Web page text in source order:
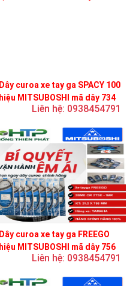
Dây curoa xe tay ga SPACY 100
hiệu MITSUBOSHI mã dây 734
Liên hệ: 0938454791
Dây curoa xe tay ga FREEGO
hiệu MITSUBOSHI mã dây 756
Liên hệ: 0938454791